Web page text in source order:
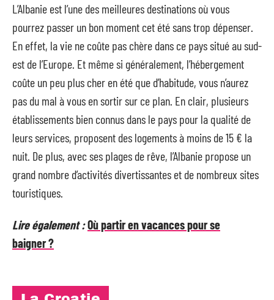
L’Albanie est l’une des meilleures destinations où vous
pourrez passer un bon moment cet été sans trop dépenser.
En effet, la vie ne coûte pas chère dans ce pays situé au sud-
est de l’Europe. Et même si généralement, l’hébergement
coûte un peu plus cher en été que d’habitude, vous n’aurez
pas du mal à vous en sortir sur ce plan. En clair, plusieurs
établissements bien connus dans le pays pour la qualité de
leurs services, proposent des logements à moins de 15 € la
nuit. De plus, avec ses plages de rêve, l’Albanie propose un
grand nombre d’activités divertissantes et de nombreux sites
touristiques.
Lire également :Où partir en vacances pour se
baigner ?